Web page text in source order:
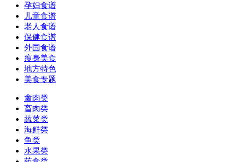
孕妇食谱
儿童食谱
老人食谱
保健食谱
外国食谱
瘦身美食
地方特色
美食专题
禽肉类
畜肉类
蔬菜类
海鲜类
鱼类
水果类